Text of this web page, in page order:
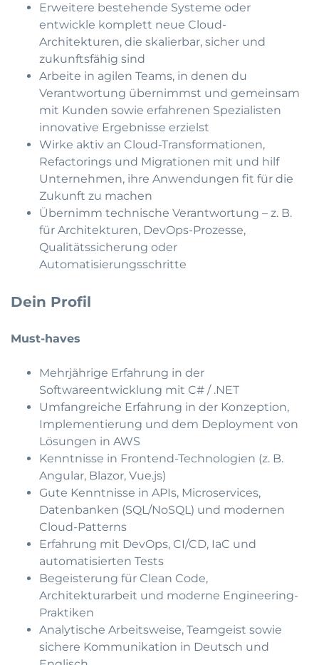
Erweitere bestehende Systeme oder
entwickle komplett neue Cloud-
Architekturen, die skalierbar, sicher und
zukunftsfähig sind
Arbeite in agilen Teams, in denen du
Verantwortung übernimmst und gemeinsam
mit Kunden sowie erfahrenen Spezialisten
innovative Ergebnisse erzielst
Wirke aktiv an Cloud-Transformationen,
Refactorings und Migrationen mit und hilf
Unternehmen, ihre Anwendungen fit für die
Zukunft zu machen
Übernimm technische Verantwortung – z. B.
für Architekturen, DevOps-Prozesse,
Qualitätssicherung oder
Automatisierungsschritte
Dein Profil
Must-haves
Mehrjährige Erfahrung in der
Softwareentwicklung mit C# / .NET
Umfangreiche Erfahrung in der Konzeption,
Implementierung und dem Deployment von
Lösungen in AWS
Kenntnisse in Frontend-Technologien (z. B.
Angular, Blazor, Vue.js)
Gute Kenntnisse in APIs, Microservices,
Datenbanken (SQL/NoSQL) und modernen
Cloud-Patterns
Erfahrung mit DevOps, CI/CD, IaC und
automatisierten Tests
Begeisterung für Clean Code,
Architekturarbeit und moderne Engineering-
Praktiken
Analytische Arbeitsweise, Teamgeist sowie
sichere Kommunikation in Deutsch und